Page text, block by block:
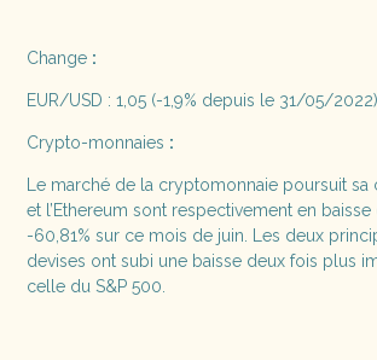
Change :
EUR/USD : 1,05 (-1,9% depuis le 31/05/2022)
Crypto-monnaies :
Le marché de la cryptomonnaie poursuit sa
et l’Ethereum sont respectivement en baisse
-60,81% sur ce mois de juin. Les deux
devises ont subi une baisse deux fois plus
celle du S&P 500.